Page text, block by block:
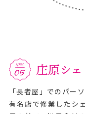
庄原シ
「長者屋」でのパー
有名店で修業したシ